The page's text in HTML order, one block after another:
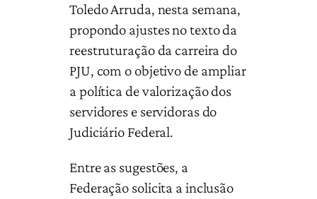
Toledo Arruda, nesta semana,
propondo ajustes no texto da
reestruturação da carreira do
PJU, com o objetivo de ampliar
a política de valorização dos
servidores e servidoras do
Judiciário Federal.
Entre as sugestões, a
Federação solicita a inclusão